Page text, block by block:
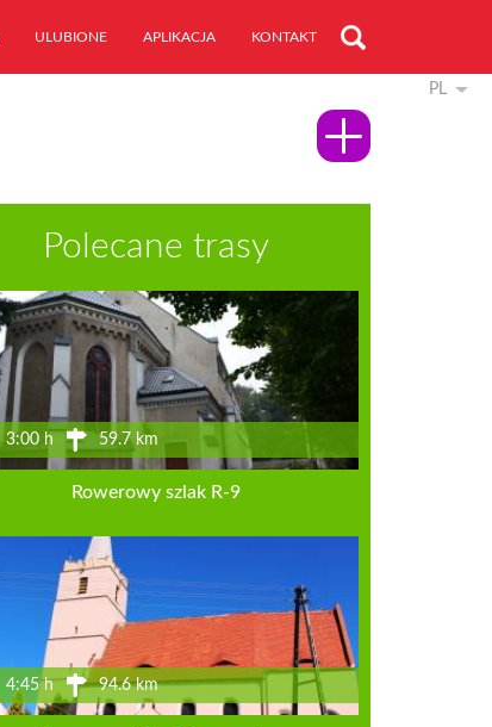
ULUBIONE APLIKACJA KONTAKT
PL
Polecane trasy
3:00 h 59.7 km
Rowerowy szlak R-9
4:45 h 94.6 km